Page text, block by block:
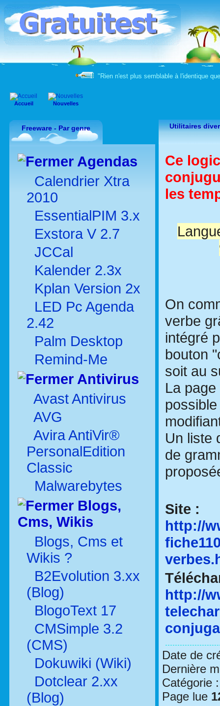
"Rien n'est plus semblable à l'identique
Accueil Nouvelles
Freeware - Par genre
Agendas
Calendrier Xtra
2010
EssentialPIM 3.x
Exstora V 2.7
JCCal
Kalender 2.3x
Kplan Version 2x
LED Pc Agenda
2.42
Palm Desktop
Remind-Me
Antivirus
Avast Antivirus
AVG
Avira AntiVir®
PersonalEdition
Classic
Malwarebytes
Blogs,
Cms, Wikis
Blogs, Cms et
Wikis ?
B2Evolution 3.xx
(Blog)
BlogoText 17
CMSimple 3.2
(CMS)
Dokuwiki (Wiki)
Dotclear 2.xx
(Blog)
Utilitaires
Ce
les
On
verbe
intégré
bouton
soit au
La
Un liste
de
Site :
http://
http://
Date de
Dernière
Catégorie
Page lue